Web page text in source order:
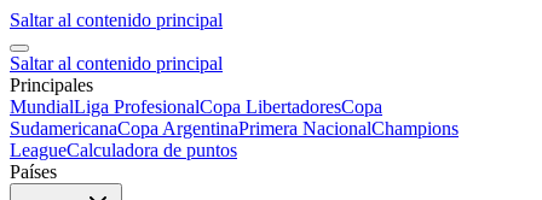
Saltar al contenido principal
Saltar al contenido principal
Principales
MundialLiga ProfesionalCopa LibertadoresCopa
SudamericanaCopa ArgentinaPrimera NacionalChampions
LeagueCalculadora de puntos
Países